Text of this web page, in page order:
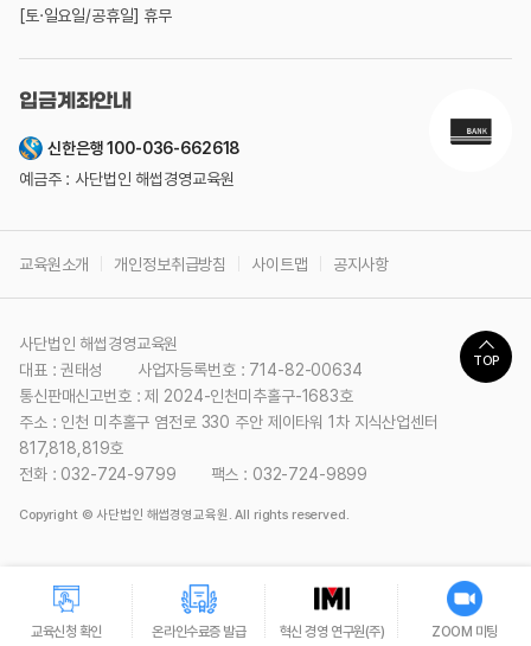
교육신청 확인 온라인수료증 발급 혁신 경영 연구원(주) ZOOM 미팅
[토·일요일/공휴일] 휴무
입금계좌안내
신한은행 100-036-662618
예금주 : 사단법인 해썹경영교육원
교육원소개 개인정보취급방침 사이트맵 공지사항
사단법인 해썹경영교육원
대표 : 권태성
사업자등록번호 : 714-82-00634
통신판매신고번호 : 제 2024-인천미추홀구-1683호
주소 : 인천 미추홀구 염전로 330 주안 제이타워 1차 지식산업센터
817,818,819호
전화 : 032-724-9799
팩스 : 032-724-9899
Copyright © 사단법인 해썹경영교육원. All rights reserved.
TOP